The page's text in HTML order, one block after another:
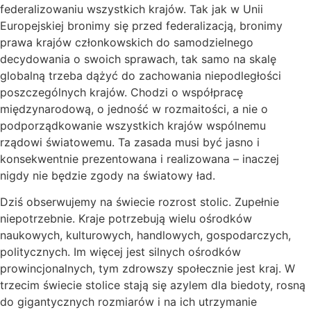
federalizowaniu wszystkich krajów. Tak jak w Unii
Europejskiej bronimy się przed federalizacją, bronimy
prawa krajów członkowskich do samodzielnego
decydowania o swoich sprawach, tak samo na skalę
globalną trzeba dążyć do zachowania niepodległości
poszczególnych krajów. Chodzi o współpracę
międzynarodową, o jedność w rozmaitości, a nie o
podporządkowanie wszystkich krajów wspólnemu
rządowi światowemu. Ta zasada musi być jasno i
konsekwentnie prezentowana i realizowana – inaczej
nigdy nie będzie zgody na światowy ład.
Dziś obserwujemy na świecie rozrost stolic. Zupełnie
niepotrzebnie. Kraje potrzebują wielu ośrodków
naukowych, kulturowych, handlowych, gospodarczych,
politycznych. Im więcej jest silnych ośrodków
prowincjonalnych, tym zdrowszy społecznie jest kraj. W
trzecim świecie stolice stają się azylem dla biedoty, rosną
do gigantycznych rozmiarów i na ich utrzymanie